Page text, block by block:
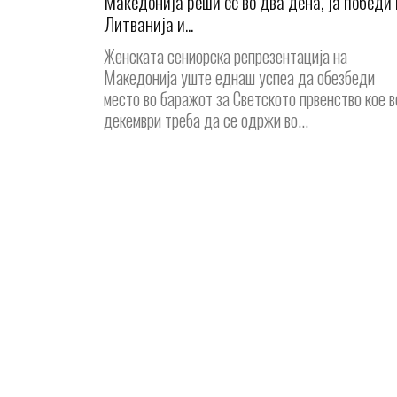
Литванија и...
Женската сениорска репрезентација на
Македонија уште еднаш успеа да обезбеди
место во баражот за Светското првенство кое
декември треба да се одржи во...